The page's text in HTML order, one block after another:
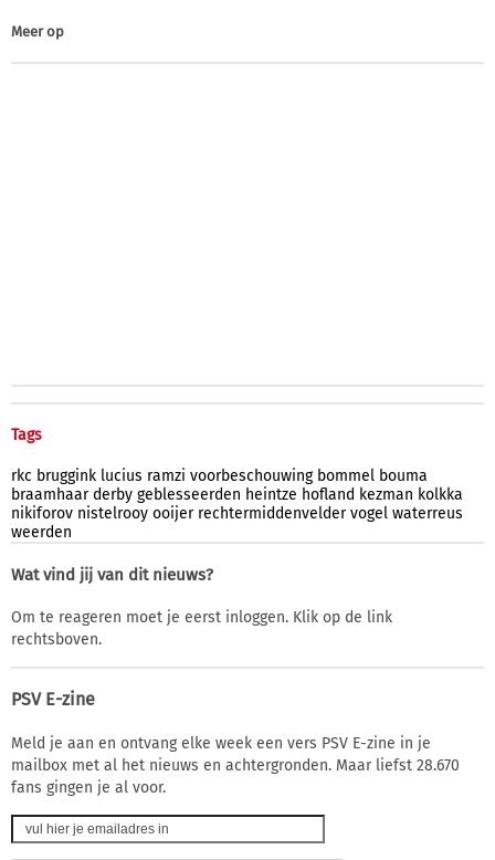
Meer op
Tags
rkc bruggink lucius ramzi voorbeschouwing bommel bouma
braamhaar derby geblesseerden heintze hofland kezman kolkka
nikiforov nistelrooy ooijer rechtermiddenvelder vogel waterreus
weerden
Wat vind jij van dit nieuws?
Om te reageren moet je eerst inloggen. Klik op de link
rechtsboven.
PSV E-zine
Meld je aan en ontvang elke week een vers PSV E-zine in je
mailbox met al het nieuws en achtergronden. Maar liefst 28.670
fans gingen je al voor.